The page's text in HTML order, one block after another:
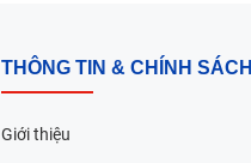
THÔNG TIN & CHÍNH SÁCH
Giới thiệu